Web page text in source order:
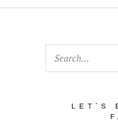
LET`S